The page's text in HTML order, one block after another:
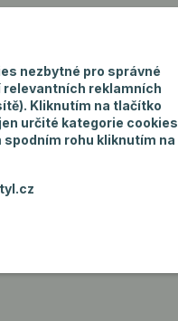
Hledat
nezbytné pro správné
relevantních reklamních
Kliknutím na tlačítko
určité kategorie cookies
rohu kliknutím na